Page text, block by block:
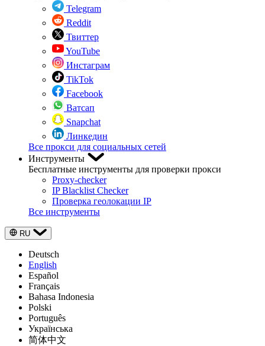
Telegram
Reddit
Твиттер
YouTube
Инстаграм
TikTok
Facebook
Ватсап
Snapchat
Линкедин
Все прокси для социальных сетей
Инструменты
Бесплатные инструменты для проверки прокси
Proxy-checker
IP Blacklist Checker
Проверка геолокации IP
Все инструменты
RU
Deutsch
English
Español
Français
Bahasa Indonesia
Polski
Português
Українська
简体中文